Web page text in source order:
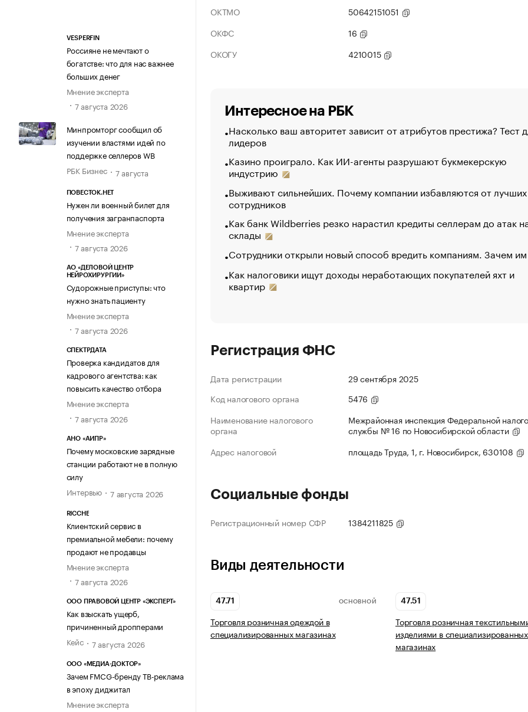
VESPERFIN
Россияне не мечтают о
богатстве: что для нас важнее
больших денег
Мнение эксперта
7 августа 2026
Минпромторг сообщил об
изучении властями идей по
поддержке селлеров WB
РБК Бизнес
7 августа
ПОВЕСТОК.НЕТ
Нужен ли военный билет для
получения загранпаспорта
Мнение эксперта
7 августа 2026
АО «ДЕЛОВОЙ ЦЕНТР
НЕЙРОХИРУРГИИ»
Судорожные приступы: что
нужно знать пациенту
Мнение эксперта
7 августа 2026
СПЕКТРДАТА
Проверка кандидатов для
кадрового агентства: как
повысить качество отбора
Мнение эксперта
7 августа 2026
АНО «АИПР»
Почему московские зарядные
станции работают не в полную
силу
Интервью
7 августа 2026
RICCHE
Клиентский сервис в
премиальной мебели: почему
продают не продавцы
Мнение эксперта
7 августа 2026
ООО ПРАВОВОЙ ЦЕНТР «ЭКСПЕРТ»
Как взыскать ущерб,
причиненный дропперами
Кейс
7 августа 2026
ООО «МЕДИА-ДОКТОР»
Зачем FMCG-бренду ТВ-реклама
в эпоху диджитал
Мнение эксперта
ОКТМО
50642151051
ОКФС
16
ОКОГУ
4210015
Интересное на РБК
Насколько ваш авторитет зависит от атрибутов престижа? Тест
лидеров
Казино проиграло. Как ИИ-агенты разрушают букмекерскую
индустрию
Выживают сильнейших. Почему компании избавляются от лучших
сотрудников
Как банк Wildberries резко нарастил кредиты селлерам до атак
склады
Сотрудники открыли новый способ вредить компаниям. Зачем
Как налоговики ищут доходы неработающих покупателей яхт и
квартир
Регистрация ФНС
Дата регистрации
29 сентября 2025
Код налогового органа
5476
Наименование налогового
органа
Межрайонная инспекция Федеральной
службы № 16 по Новосибирской области
Адрес налоговой
площадь Труда, 1, г. Новосибирск, 630108
Социальные фонды
Регистрационный номер СФР 1384211825
Виды деятельности
47.71 ОСНОВНОЙ
Торговля розничная одеждой в
специализированных магазинах
47.51
Торговля розничная
изделиями в специализированных
магазинах